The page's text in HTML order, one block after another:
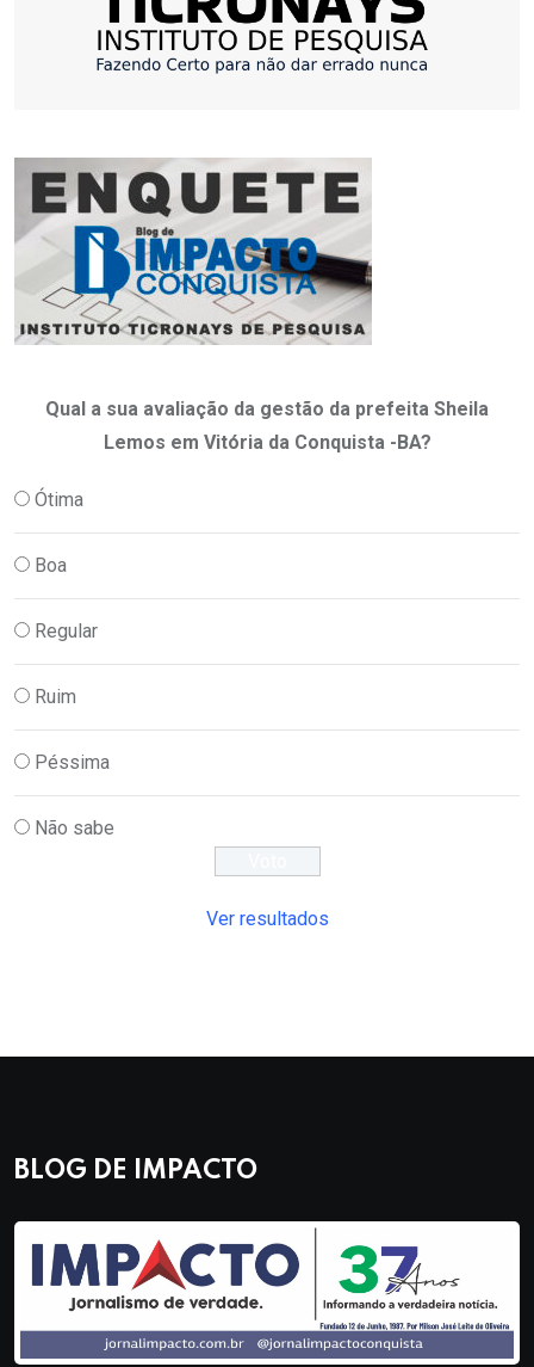
Qual a sua avaliação da gestão da prefeita Sheila
Lemos em Vitória da Conquista -BA?
Ótima
Boa
Regular
Ruim
Péssima
Não sabe
Ver resultados
BLOG DE IMPACTO